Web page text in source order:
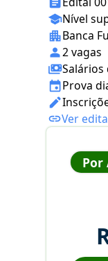
Nível
Banca
2 vagas
Salários
Prova
Ver
Por